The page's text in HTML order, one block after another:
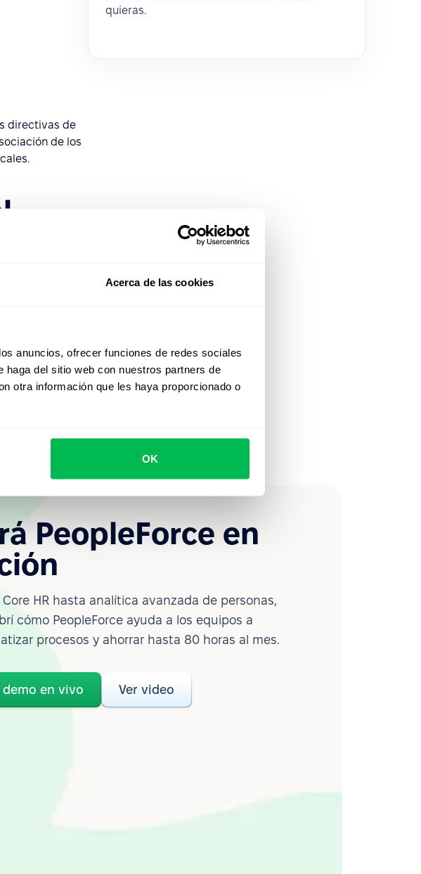
Acerca de las cookies
anuncios, ofrecer funciones de redes sociales
del sitio web con nuestros partners de
otra información que les haya proporcionado o
OK
directivas de
de los
modernos
puramente
requieren
derechos en
y
quieras.
PeopleForce en
Core HR hasta analítica avanzada de personas,
cómo PeopleForce ayuda a los equipos a
procesos y ahorrar hasta 80 horas al mes.
demo en vivo Ver video